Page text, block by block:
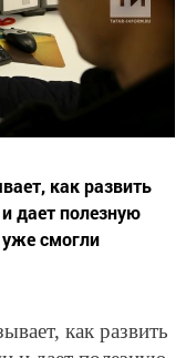
как развить
дает полезную
смогли
как развить